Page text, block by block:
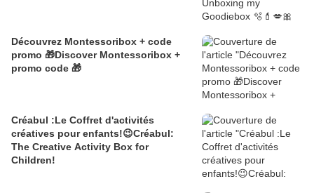
Découvrez Montessoribox + code
promo 🎁Discover Montessoribox +
promo code 🎁
Créabul :Le Coffret d'activités
créatives pour enfants!😉Créabul:
The Creative Activity Box for
Children!